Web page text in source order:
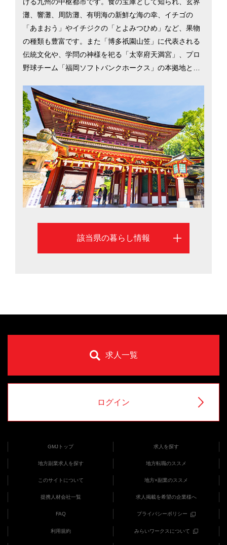
灘、響灘、周防灘、有明海の新鮮な海の幸、イチゴの
「あまおう」やイチジクの「とよみつひめ」など、果物
の種類も豊富です。また「博多祇園山笠」に代表される
伝統文化や、学問の神様を祀る「太宰府天満宮」、プロ
野球チーム「福岡ソフトバンクホークス」の本拠地と、
1市の中で総合物価の安さは北九州市が1位、福岡市が2
位（平成29年総務省「小売物価統計調査」）と低物価な
一方、商業施設や県内外への交通網が充実しているた
め、少ない生活コストで都会的な暮らしが手に入りま
す。UJIターン別移住希望地ランキング（2017年）にお
いて、Uターン3位、Jターン2位、Iターン6位と上位を獲
得していることから、都会慣れした人でも移住しやすい
環境であることがわかります。福岡市と北九州市を中心
に、福岡県の移住情報を掲載しています。
該当県の暮らし情報
求人一覧
ログイン
GMJトップ 求人を探す
地方副業求人を探す 地方転職のススメ
このサイトについて 地方×副業のススメ
提携人材会社一覧 求人掲載を希望の企業様へ
FAQ プライバシーポリシー
利用規約 みらいワークスについて